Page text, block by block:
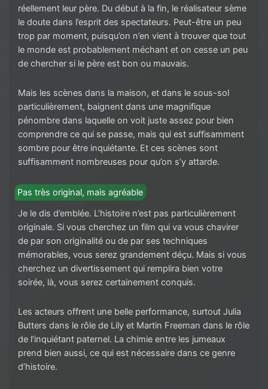
réellement leur père. Du début à la fin, le réalisateur sème
le doute dans l’esprit des spectateurs. Peut-être un peu
trop par moment, puisqu’on n’en vient à trouver que tout
le monde est probablement méchant et on cesse un peu
de chercher si le père est bon ou mauvais.
Mais les scènes dans la maison, et dans le sous-sol
particulièrement, baignent dans une magnifique
pénombre dans laquelle on voit juste assez pour bien
comprendre ce qui se passe, mais qui est suffisamment
sombre pour être inquiétante. Et ces scènes sont
suffisamment nombreuses pour qu’on s’y attarde.
Pas très original, mais agréable
Je le dis d’emblée. L’histoire n’est pas particulièrement
originale. Si vous cherchez un film qui va vous chavirer
de par son originalité ou de par ses techniques
mémorables, vous serez grandement déçu. Mais si vous
cherchez un divertissement qui remplira bien votre
soirée, là, vous serez certainement conquis.
Les acteurs offrent une belle performance, surtout Julia
Butters dans le rôle de Lily et Martin Freeman dans le rôle
de l’inquiétant paternel. La chimie entre les jumeaux
prend bien aussi, ce qui est nécessaire dans ce genre
d’histoire.